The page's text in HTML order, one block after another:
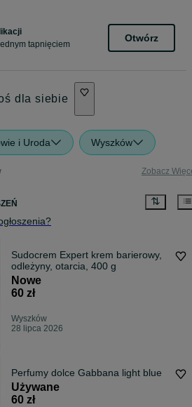
tapnięciem
Otwórz
dla siebie
i Uroda Wyszków
Zobacz
Sudocrem Expert krem barierowy,
odleżyny, otarcia, 400 g
Nowe
60 zł
Wyszków
28 lipca 2026
Perfumy dolce Gabbana light blue
Używane
60 zł